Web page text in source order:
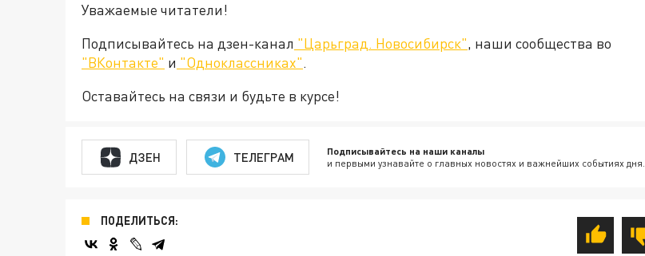
Уважаемые читатели!
Подписывайтесь на дзен-канал "Царьград. Новосибирск", наши сообщества во
"ВКонтакте" и "Одноклассниках".
Оставайтесь на связи и будьте в курсе!
ДЗЕН ТЕЛЕГРАМ Подписывайтесь на наши каналы
и первыми узнавайте о главных новостях и важнейших событиях дня.
ПОДЕЛИТЬСЯ: